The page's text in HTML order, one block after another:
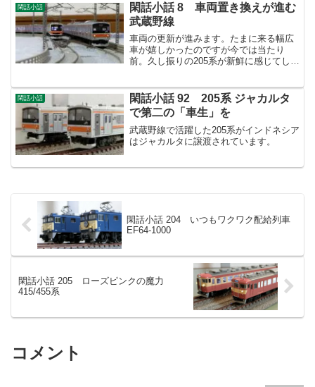
閑話小話
閑話小話 8 車両置き換えが進む
武蔵野線
車両の更新が進みます。たまに来る幅広
車が嬉しかったのですが今では当たり
前。久し振りの205系が新鮮に感じてしま
閑話小話
閑話小話 92 205系 ジャカルタ
で第二の「車生」を
武蔵野線で活躍した205系がインドネシア
はジャカルタに譲渡されています。
閑話小話 204 いつもワクワク配給列車
EF64-1000
閑話小話 205 ローズピンクの魔力
415/455系
コメント